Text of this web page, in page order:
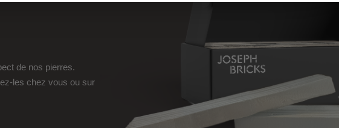
de nos pierres.
les chez vous ou sur